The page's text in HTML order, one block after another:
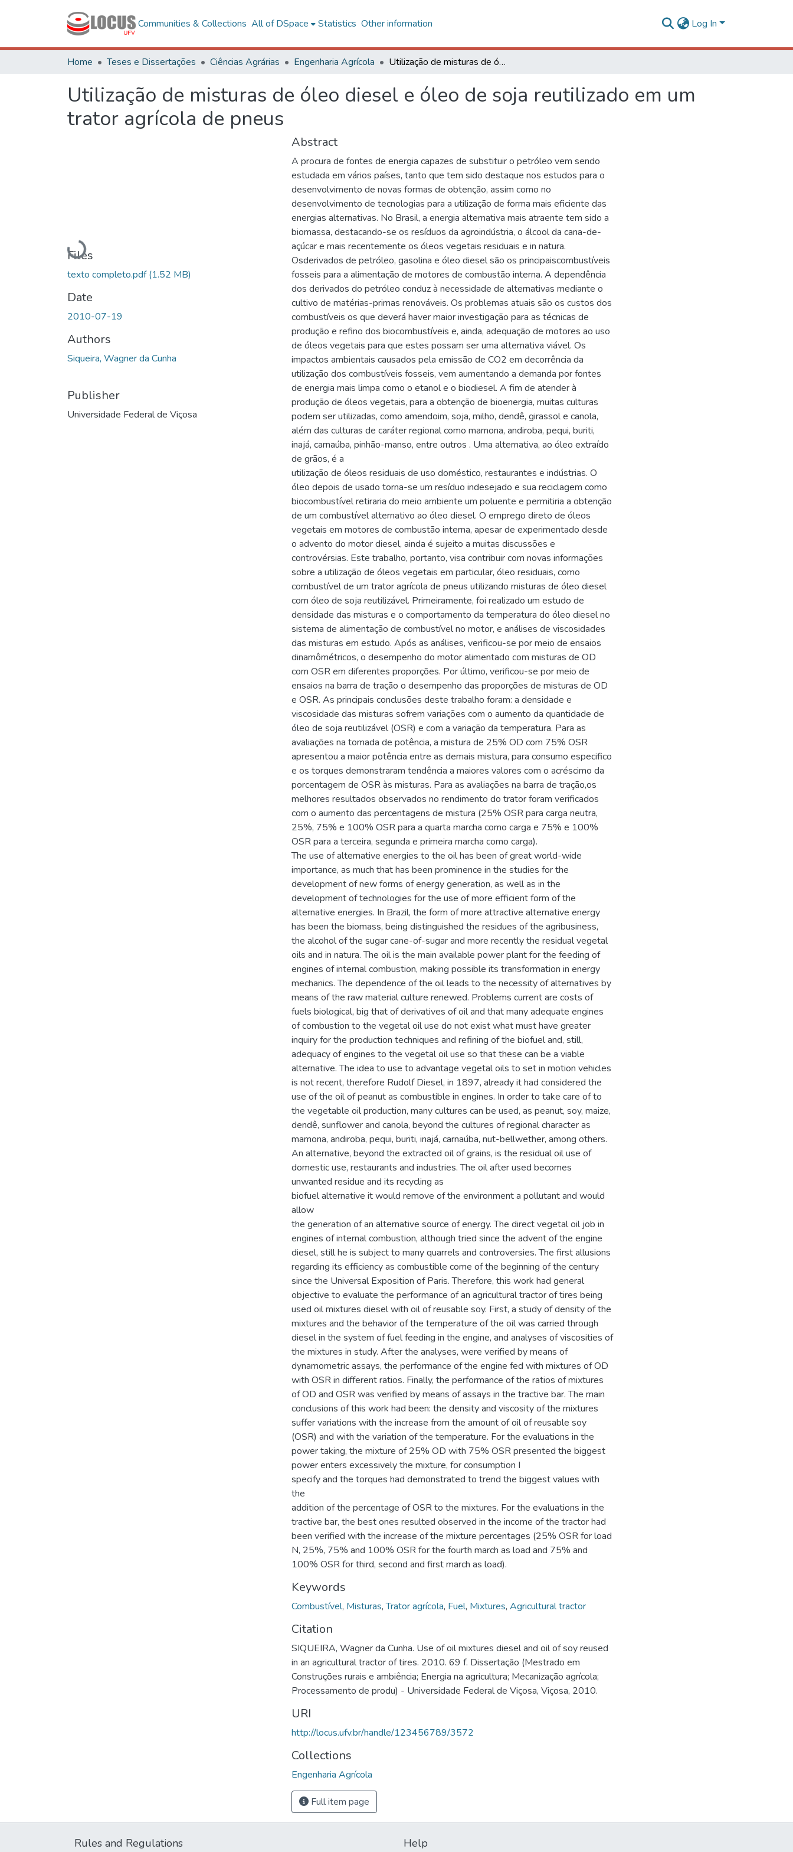
Communities & Collections All of DSpace Statistics Other information Log In
Home Teses e Dissertações Ciências Agrárias Engenharia Agrícola Utilização de misturas de óleo diesel e óleo de soja reutilizado em um trator agrícola de pneus
Utilização de misturas de óleo diesel e óleo de soja reutilizado em um
trator agrícola de pneus
Loading...
Files
texto completo.pdf(1.52 MB)
Date
2010-07-19
Authors
Siqueira, Wagner da Cunha
Publisher
Universidade Federal de Viçosa
Abstract
A procura de fontes de energia capazes de substituir o petróleo vem sendo
estudada em vários países, tanto que tem sido destaque nos estudos para o
desenvolvimento de novas formas de obtenção, assim como no
desenvolvimento de tecnologias para a utilização de forma mais eficiente das
energias alternativas. No Brasil, a energia alternativa mais atraente tem sido a
biomassa, destacando-se os resíduos da agroindústria, o álcool da cana-de-
açúcar e mais recentemente os óleos vegetais residuais e in natura.
Osderivados de petróleo, gasolina e óleo diesel são os principaiscombustíveis
fosseis para a alimentação de motores de combustão interna. A dependência
dos derivados do petróleo conduz à necessidade de alternativas mediante o
cultivo de matérias-primas renováveis. Os problemas atuais são os custos dos
combustíveis os que deverá haver maior investigação para as técnicas de
produção e refino dos biocombustíveis e, ainda, adequação de motores ao uso
de óleos vegetais para que estes possam ser uma alternativa viável. Os
impactos ambientais causados pela emissão de CO2 em decorrência da
utilização dos combustíveis fosseis, vem aumentando a demanda por fontes
de energia mais limpa como o etanol e o biodiesel. A fim de atender à
produção de óleos vegetais, para a obtenção de bioenergia, muitas culturas
podem ser utilizadas, como amendoim, soja, milho, dendê, girassol e canola,
além das culturas de caráter regional como mamona, andiroba, pequi, buriti,
inajá, carnaúba, pinhão-manso, entre outros . Uma alternativa, ao óleo extraído
de grãos, é a
utilização de óleos residuais de uso doméstico, restaurantes e indústrias. O
óleo depois de usado torna-se um resíduo indesejado e sua reciclagem como
biocombustível retiraria do meio ambiente um poluente e permitiria a obtenção
de um combustível alternativo ao óleo diesel. O emprego direto de óleos
vegetais em motores de combustão interna, apesar de experimentado desde
o advento do motor diesel, ainda é sujeito a muitas discussões e
controvérsias. Este trabalho, portanto, visa contribuir com novas informações
sobre a utilização de óleos vegetais em particular, óleo residuais, como
combustível de um trator agrícola de pneus utilizando misturas de óleo diesel
com óleo de soja reutilizável. Primeiramente, foi realizado um estudo de
densidade das misturas e o comportamento da temperatura do óleo diesel no
sistema de alimentação de combustível no motor, e análises de viscosidades
das misturas em estudo. Após as análises, verificou-se por meio de ensaios
dinamômétricos, o desempenho do motor alimentado com misturas de OD
com OSR em diferentes proporções. Por último, verificou-se por meio de
ensaios na barra de tração o desempenho das proporções de misturas de OD
e OSR. As principais conclusões deste trabalho foram: a densidade e
viscosidade das misturas sofrem variações com o aumento da quantidade de
óleo de soja reutilizável (OSR) e com a variação da temperatura. Para as
avaliações na tomada de potência, a mistura de 25% OD com 75% OSR
apresentou a maior potência entre as demais mistura, para consumo especifico
e os torques demonstraram tendência a maiores valores com o acréscimo da
porcentagem de OSR às misturas. Para as avaliações na barra de tração,os
melhores resultados observados no rendimento do trator foram verificados
com o aumento das percentagens de mistura (25% OSR para carga neutra,
25%, 75% e 100% OSR para a quarta marcha como carga e 75% e 100%
OSR para a terceira, segunda e primeira marcha como carga).
The use of alternative energies to the oil has been of great world-wide
importance, as much that has been prominence in the studies for the
development of new forms of energy generation, as well as in the
development of technologies for the use of more efficient form of the
alternative energies. In Brazil, the form of more attractive alternative energy
has been the biomass, being distinguished the residues of the agribusiness,
the alcohol of the sugar cane-of-sugar and more recently the residual vegetal
oils and in natura. The oil is the main available power plant for the feeding of
engines of internal combustion, making possible its transformation in energy
mechanics. The dependence of the oil leads to the necessity of alternatives by
means of the raw material culture renewed. Problems current are costs of
fuels biological, big that of derivatives of oil and that many adequate engines
of combustion to the vegetal oil use do not exist what must have greater
inquiry for the production techniques and refining of the biofuel and, still,
adequacy of engines to the vegetal oil use so that these can be a viable
alternative. The idea to use to advantage vegetal oils to set in motion vehicles
is not recent, therefore Rudolf Diesel, in 1897, already it had considered the
use of the oil of peanut as combustible in engines. In order to take care of to
the vegetable oil production, many cultures can be used, as peanut, soy, maize,
dendê, sunflower and canola, beyond the cultures of regional character as
mamona, andiroba, pequi, buriti, inajá, carnaúba, nut-bellwether, among others.
An alternative, beyond the extracted oil of grains, is the residual oil use of
domestic use, restaurants and industries. The oil after used becomes
unwanted residue and its recycling as
biofuel alternative it would remove of the environment a pollutant and would
allow
the generation of an alternative source of energy. The direct vegetal oil job in
engines of internal combustion, although tried since the advent of the engine
diesel, still he is subject to many quarrels and controversies. The first allusions
regarding its efficiency as combustible come of the beginning of the century
since the Universal Exposition of Paris. Therefore, this work had general
objective to evaluate the performance of an agricultural tractor of tires being
used oil mixtures diesel with oil of reusable soy. First, a study of density of the
mixtures and the behavior of the temperature of the oil was carried through
diesel in the system of fuel feeding in the engine, and analyses of viscosities of
the mixtures in study. After the analyses, were verified by means of
dynamometric assays, the performance of the engine fed with mixtures of OD
with OSR in different ratios. Finally, the performance of the ratios of mixtures
of OD and OSR was verified by means of assays in the tractive bar. The main
conclusions of this work had been: the density and viscosity of the mixtures
suffer variations with the increase from the amount of oil of reusable soy
(OSR) and with the variation of the temperature. For the evaluations in the
power taking, the mixture of 25% OD with 75% OSR presented the biggest
power enters excessively the mixture, for consumption I
specify and the torques had demonstrated to trend the biggest values with
the
addition of the percentage of OSR to the mixtures. For the evaluations in the
tractive bar, the best ones resulted observed in the income of the tractor had
been verified with the increase of the mixture percentages (25% OSR for load
N, 25%, 75% and 100% OSR for the fourth march as load and 75% and
100% OSR for third, second and first march as load).
Keywords
Combustível, Misturas,Trator agrícola, Fuel, Mixtures, Agricultural tractor
Citation
SIQUEIRA, Wagner da Cunha. Use of oil mixtures diesel and oil of soy reused
in an agricultural tractor of tires. 2010. 69 f. Dissertação (Mestrado em
Construções rurais e ambiência; Energia na agricultura; Mecanização agrícola;
Processamento de produ) - Universidade Federal de Viçosa, Viçosa, 2010.
URI
http://locus.ufv.br/handle/123456789/3572
Collections
Engenharia Agrícola
Full item page
Rules and Regulations Help